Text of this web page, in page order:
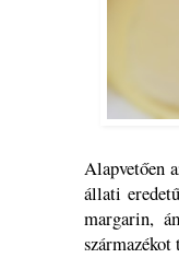
Alapvetően
állati
margarin,